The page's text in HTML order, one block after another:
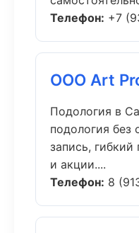
Телефон: +7
ООО Art
Подология в
подология без
запись,
и акции....
Телефон: 8